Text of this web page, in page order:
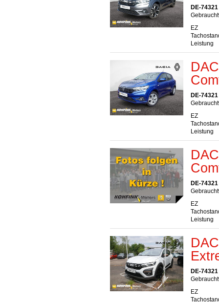
DE-
EZ
Leistung
DE-
EZ
Leistung
DE-
EZ
Leistung
DE-
EZ